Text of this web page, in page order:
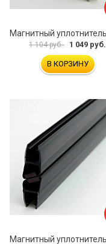
1 104 руб. 1 049 руб.
В КОРЗИНУ